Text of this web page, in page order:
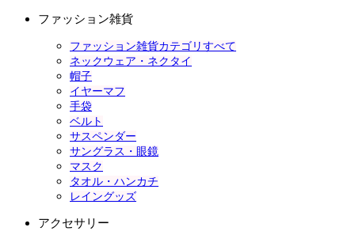
ファッション雑貨
ファッション雑貨カテゴリすべて
ネックウェア・ネクタイ
帽子
イヤーマフ
手袋
ベルト
サスペンダー
サングラス・眼鏡
マスク
タオル・ハンカチ
レイングッズ
アクセサリー